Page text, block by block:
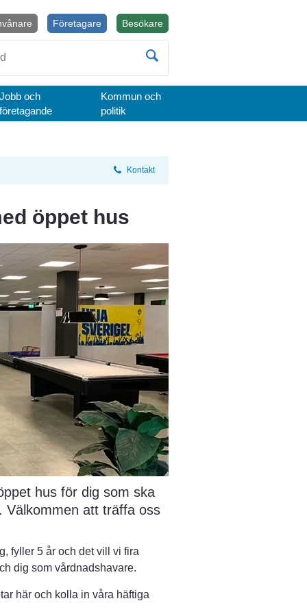
BesökareÖppnas i nytt fönster.
Företagare
Jobb och
företagande
Kommun och
politik
Kontakt
öppet hus
hus för dig som ska
Välkommen att träffa oss
fyller 5 år och det vill vi fira
dig som vårdnadshavare.
här och kolla in våra häftiga